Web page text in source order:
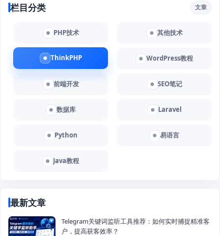
栏目分类 文章
PHP技术 其他技术
ThinkPHP WordPress教程
前端开发 SEO笔记
数据库 Laravel
Python 易语言
Java教程
最新文章
Telegram关键词监听工具推荐：如何实时捕捉精准客
户，提高获客效率？